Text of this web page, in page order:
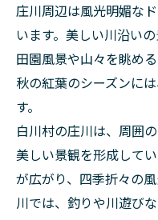
庄川周辺は風光明媚な
います。美しい川沿い
田園風景や山々を眺め
秋の紅葉のシーズンに
す。
白川村の庄川は、周囲
美しい景観を形成して
が広がり、四季折々の
川では、釣りや川遊び